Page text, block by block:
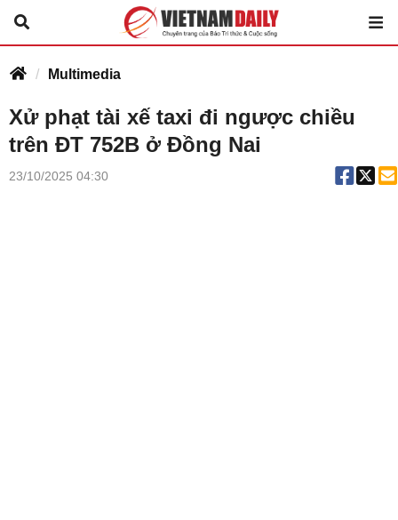
Multimedia
Xử phạt tài xế taxi đi ngược chiều
trên ĐT 752B ở Đồng Nai
23/10/2025 04:30